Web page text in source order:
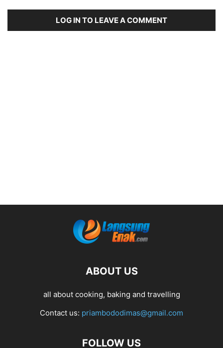
LOG IN TO LEAVE A COMMENT
ABOUT US
all about cooking, baking and travelling
Contact us: priambododimas@gmail.com
FOLLOW US